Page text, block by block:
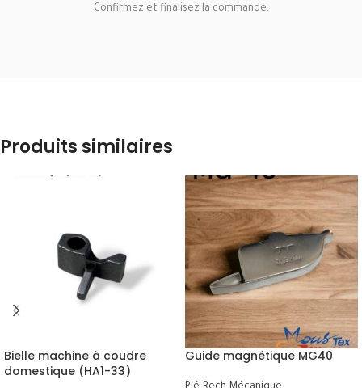
Confirmez et finalisez la commande.
Produits similaires
Bielle machine à coudre
domestique (HA1-33)
Guide magnétique MG40